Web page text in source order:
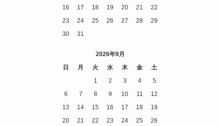
16
17 18 19 20 21
22
23
24 25 26 27 28
29
30
31
2026年9月
日
月 火 水 木 金
土
1
2 3 4
5
6
7 8 9 10 11
12
13
14 15 16 17 18
19
20
21 22 23 24 25
26